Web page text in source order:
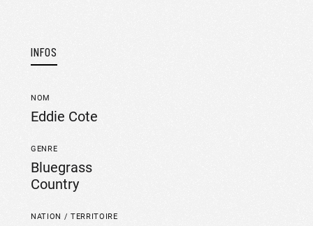
INFOS
NOM
Eddie Cote
GENRE
Bluegrass
Country
NATION / TERRITOIRE